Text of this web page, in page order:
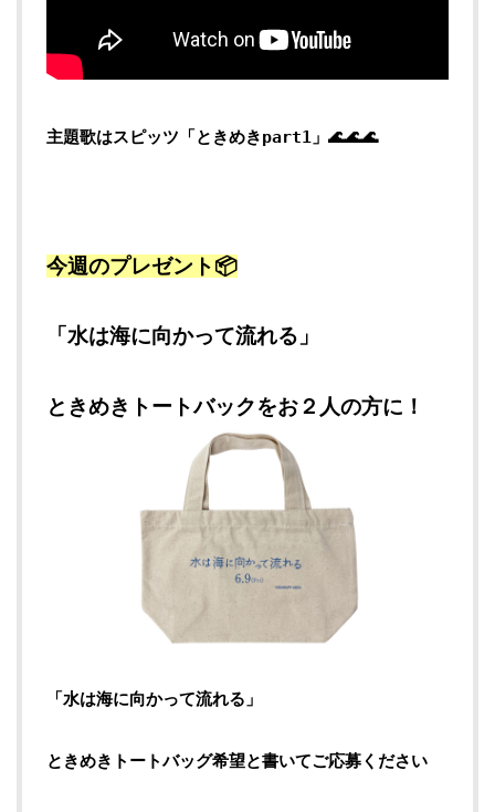
主題歌はスピッツ「ときめきpart1」🌊🌊🌊
今週のプレゼント📦
「水は海に向かって流れる」
ときめきトートバックをお２人の方に！
「水は海に向かって流れる」
ときめきトートバッグ希望と書いてご応募ください